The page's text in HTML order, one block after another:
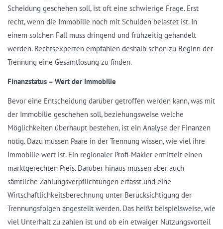
Scheidung geschehen soll, ist oft eine schwierige Frage. Erst
recht, wenn die Immobilie noch mit Schulden belastet ist. In
einem solchen Fall muss dringend und frühzeitig gehandelt
werden. Rechtsexperten empfahlen deshalb schon zu Beginn der
Trennung eine Gesamtlösung zu finden.
Finanzstatus – Wert der Immobilie
Bevor eine Entscheidung darüber getroffen werden kann, was mit
der Immobilie geschehen soll, beziehungsweise welche
Möglichkeiten überhaupt bestehen, ist ein Analyse der Finanzen
nötig. Dazu müssen Paare in der Trennung wissen, wie viel ihre
Immobilie wert ist. Ein regionaler Profi-Makler ermittelt einen
marktgerechten Preis. Darüber hinaus müssen aber auch
sämtliche Zahlungsverpflichtungen erfasst und eine
Wirtschaftlichkeitsberechnung unter Berücksichtigung der
Trennungsfolgen angestellt werden. Das heißt beispielsweise, wie
viel Unterhalt zu zahlen ist und ob ein etwaiger Nutzungsvorteil